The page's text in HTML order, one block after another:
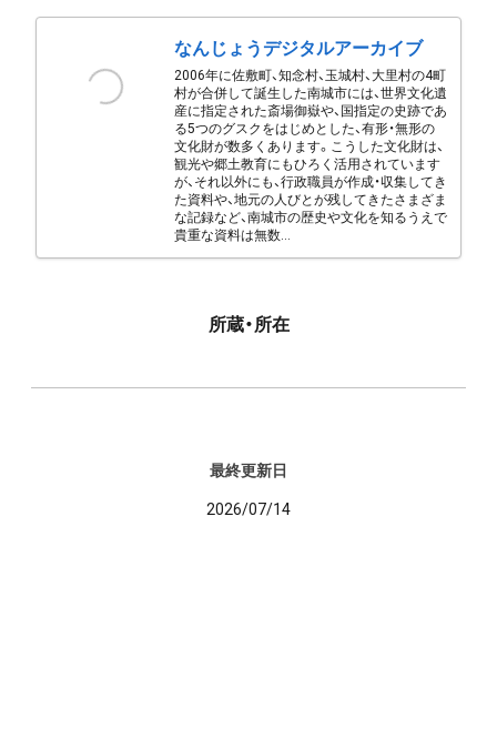
なんじょうデジタルアーカイブ
2006年に佐敷町、知念村、玉城村、大里村の4町
村が合併して誕生した南城市には、世界文化遺
産に指定された斎場御嶽や、国指定の史跡であ
る5つのグスクをはじめとした、有形・無形の
文化財が数多くあります。こうした文化財は、
観光や郷土教育にもひろく活用されています
が、それ以外にも、行政職員が作成・収集してき
た資料や、地元の人びとが残してきたさまざま
な記録など、南城市の歴史や文化を知るうえで
貴重な資料は無数...
所蔵・所在
最終更新日
2026/07/14